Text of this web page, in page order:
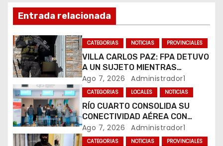
ó
n
d
e
e
n
t
Entrada relacionada
CATEGORIAS NOTICIAS PROVINCIALES
VILLA CARLOS PAZ: FPA DETUVO
A UN SUJETO MIENTRAS
COMERCIALIZABA COCAÍNA Y
MARIHUANA EN UNA PLAZA
Ago 7, 2026 Administrador1
CATEGORIAS LOCALES NOTICIAS
RÍO CUARTO CONSOLIDA SU
CONECTIVIDAD AÉREA CON
CUATRO VUELOS SEMANALES A
BUENOS AIRES
Ago 7, 2026 Administrador1
CATEGORIAS NOTICIAS PROVINCIALES